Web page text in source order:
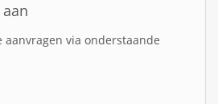
aanvragen via onderstaande